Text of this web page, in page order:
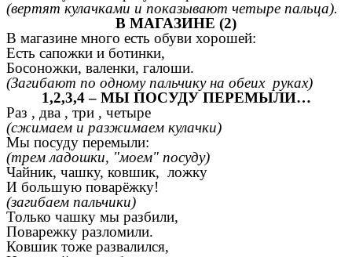
(вертят кулачками и показывают четыре пальца).
В МАГАЗИНЕ (2)
В магазине много есть обуви хорошей:
Есть сапожки и ботинки,
Босоножки, валенки, галоши.
(Загибают по одному пальчику на обеих руках)
1,2,3,4 – МЫ ПОСУДУ ПЕРЕМЫЛИ…
Раз , два , три , четыре
(сжимаем и разжимаем кулачки)
Мы посуду перемыли:
(трем ладошки, "моем" посуду)
Чайник, чашку, ковшик, ложку
И большую поварёжку!
(загибаем пальчики)
Только чашку мы разбили,
Поварежку разломили.
Ковшик тоже развалился,